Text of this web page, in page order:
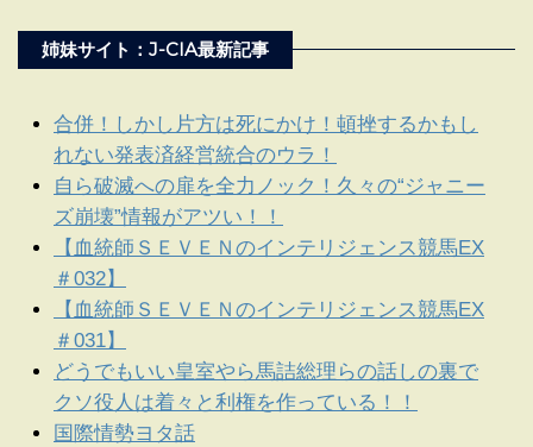
姉妹サイト：J-CIA最新記事
合併！しかし片方は死にかけ！頓挫するかもし
れない発表済経営統合のウラ！
自ら破滅への扉を全力ノック！久々の“ジャニー
ズ崩壊”情報がアツい！！
【血統師ＳＥＶＥＮのインテリジェンス競馬EX
＃032】
【血統師ＳＥＶＥＮのインテリジェンス競馬EX
＃031】
どうでもいい皇室やら馬詰総理らの話しの裏で
クソ役人は着々と利権を作っている！！
国際情勢ヨタ話